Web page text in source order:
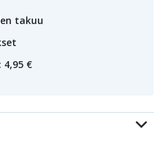
takuu
€